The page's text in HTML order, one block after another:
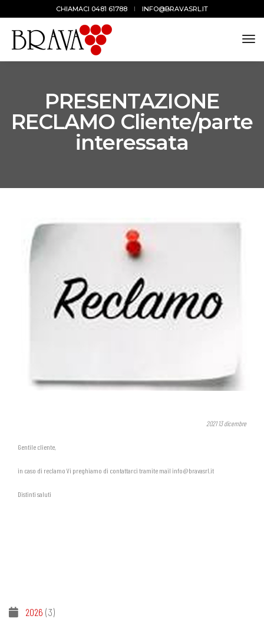
PRESENTAZIONE
RECLAMO Cliente/parte
interessata
CHIAMACI 0481 61788 INFO@BRAVASRL.IT
2021 13 dicembre
Gentile cliente,
in caso di reclamo Vi preghiamo di contattarci tramite mail info@bravasrl.it
Distinti saluti
2026 (3)